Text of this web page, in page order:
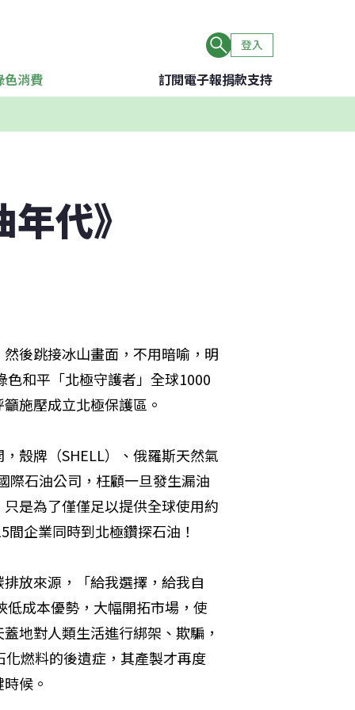
登入
色消費 訂閱電子報捐款支持
代》
後跳接冰山畫面，不用暗喻，明
和平「北極守護者」全球1000
施壓成立北極保護區。
殼牌（SHELL）、俄羅斯天然氣
石油公司，枉顧一旦發生漏油
是為了僅僅足以提供全球使用約
企業同時到北極鑽探石油！
放來源，「給我選擇，給我自
成本優勢，大幅開拓市場，使
地對人類生活進行綁架、欺騙，
燃料的後遺症，其產製才再度
候。